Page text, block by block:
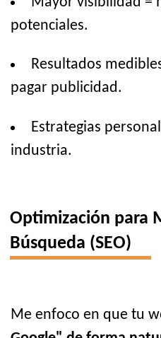
potenciales.
Resultados
pagar publicidad.
Estrategias
industria.
Optimización para
Búsqueda (SEO)
Me enfoco en que tu